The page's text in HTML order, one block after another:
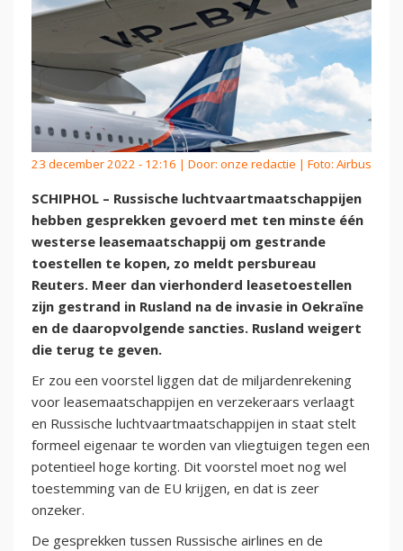
23 december 2022 - 12:16 | Door: onze redactie | Foto: Airbus
SCHIPHOL – Russische luchtvaartmaatschappijen
hebben gesprekken gevoerd met ten minste één
westerse leasemaatschappij om gestrande
toestellen te kopen, zo meldt persbureau
Reuters. Meer dan vierhonderd leasetoestellen
zijn gestrand in Rusland na de invasie in Oekraïne
en de daaropvolgende sancties. Rusland weigert
die terug te geven.
Er zou een voorstel liggen dat de miljardenrekening
voor leasemaatschappijen en verzekeraars verlaagt
en Russische luchtvaartmaatschappijen in staat stelt
formeel eigenaar te worden van vliegtuigen tegen een
potentieel hoge korting. Dit voorstel moet nog wel
toestemming van de EU krijgen, en dat is zeer
onzeker.
De gesprekken tussen Russische airlines en de